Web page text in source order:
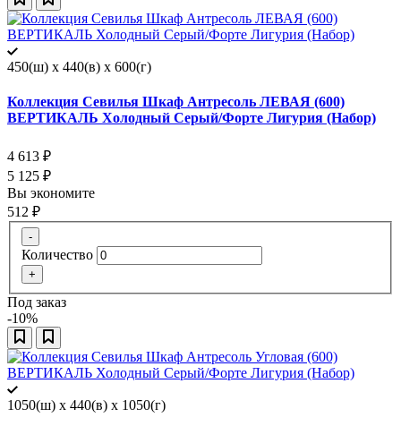
450(ш) x 440(в) x 600(г)
Коллекция Севилья Шкаф Антресоль ЛЕВАЯ (600)
ВЕРТИКАЛЬ Холодный Серый/Форте Лигурия (Набор)
4 613 ₽
5 125 ₽
Вы экономите
512 ₽
-
Количество
+
Под заказ
-10%
1050(ш) x 440(в) x 1050(г)